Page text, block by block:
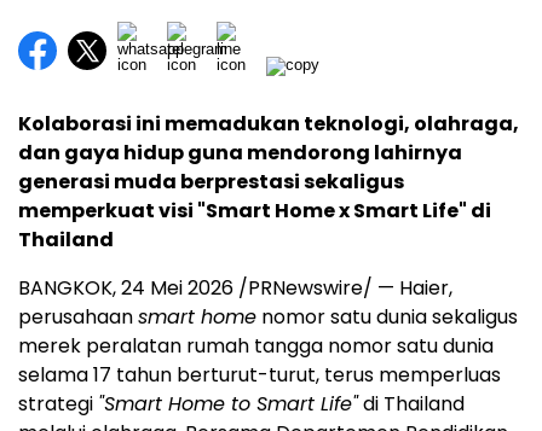
Kolaborasi ini memadukan teknologi, olahraga,
dan gaya hidup guna mendorong lahirnya
generasi muda berprestasi sekaligus
memperkuat visi "Smart Home x Smart Life" di
Thailand
BANGKOK, 24 Mei 2026 /PRNewswire/ — Haier,
perusahaansmart home nomor satu dunia sekaligus
merek peralatan rumah tangga nomor satu dunia
selama 17 tahun berturut-turut, terus memperluas
strategi "Smart Home to Smart Life"di Thailand